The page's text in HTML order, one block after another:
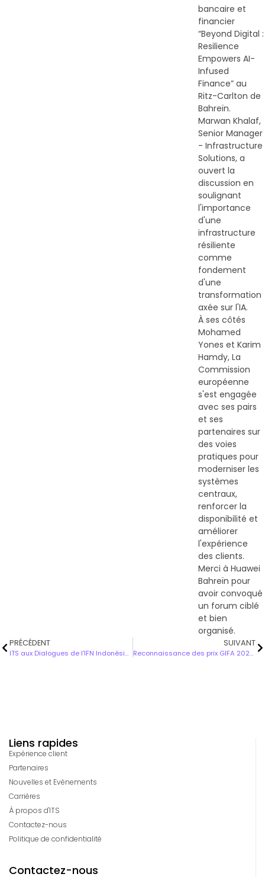
bancaire et
financier
“Beyond Digital :
Resilience
Empowers AI-
Infused
Finance” au
Ritz-Carlton de
Bahreïn.
Marwan Khalaf,
Senior Manager
- Infrastructure
Solutions, a
ouvert la
discussion en
soulignant
l'importance
d'une
infrastructure
résiliente
comme
fondement
d'une
transformation
axée sur l'IA.
À ses côtés
Mohamed
Yones etKarim
Hamdy, La
Commission
européenne
s'est engagée
avec ses pairs
et ses
partenaires sur
des voies
pratiques pour
moderniser les
systèmes
centraux,
renforcer la
disponibilité et
améliorer
l'expérience
des clients.
Merci àHuawei
Bahreïn pour
avoir convoqué
un forum ciblé
et bien
organisé.
PRÉCÉDENT
ITS aux Dialogues de l'IFN Indonésie 2025
SUIVANT
Reconnaissance des prix GIFA 2025 8e victoire
Liens rapides
Expérience client
Partenaires
Nouvelles et Evènements
Carrières
À propos d'ITS
Contactez-nous
Politique de confidentialité
Contactez-nous